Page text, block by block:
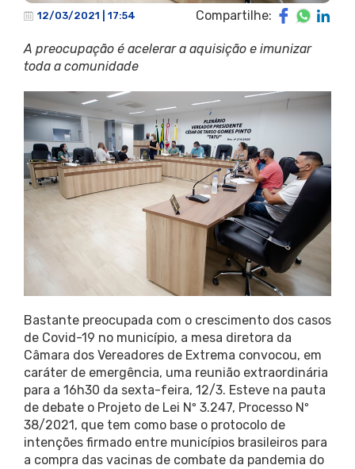
12/03/2021 | 17:54 Compartilhe:
A preocupação é acelerar a aquisição e imunizar
toda a comunidade
Bastante preocupada com o crescimento dos casos
de Covid-19 no município, a mesa diretora da
Câmara dos Vereadores de Extrema convocou, em
caráter de emergência, uma reunião extraordinária
para a 16h30 da sexta-feira, 12/3. Esteve na pauta
de debate o Projeto de Lei Nº 3.247, Processo Nº
38/2021, que tem como base o protocolo de
intenções firmado entre municípios brasileiros para
a compra das vacinas de combate da pandemia do